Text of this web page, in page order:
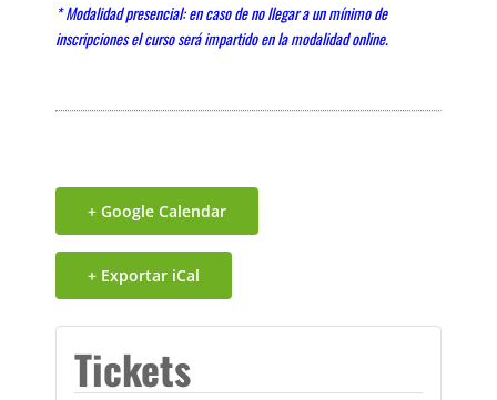
* Modalidad presencial: en caso de no llegar a un mínimo de
inscripciones el curso será impartido en la modalidad online.
+ Google Calendar
+ Exportar iCal
Tickets